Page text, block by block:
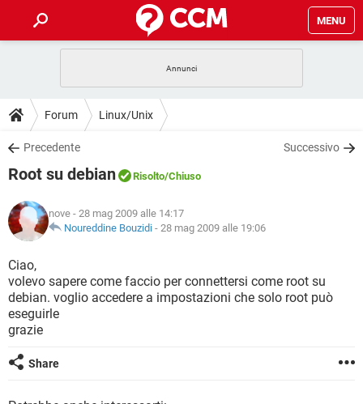
MENU
INTRATTENIMENTO
iOS
INSTAGRAM WHATSAPP
TIKTOK
HARDWARE
GUIDE
COVID-19
INSTAGRAM
TIKTOK
HARDWARE
DOWNLOAD
COVID-19 GAMING
INTRATTENIMENTO
iOS WINDOWS 10
INSTAGRAM
TIKTOK FACEBOOK
HARDWARE
COVID-19
INTRATTENIMENTO
iOS
INSTAGRAM WHATSAPP
TIKTOK
HARDWARE
GLOSSARIO
COVID-19
INTRATTENIMENTO ANDROID
iOS
TIKTOK
Forum Linux/Unix
Precedente Successivo
Root su debian Risolto/Chiuso
nove - 28 mag 2009 alle 14:17
Noureddine Bouzidi - 28 mag 2009 alle 19:06
Ciao,
volevo sapere come faccio per connettersi come root su
debian. voglio accedere a impostazioni che solo root può
eseguirle
grazie
Share